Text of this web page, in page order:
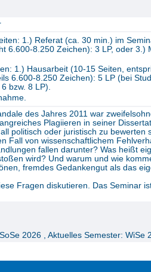
1.) Referat (ca. 30 min.) im
6.600-8.250 Zeichen): 3 LP, oder 3.)
1.) Hausarbeit (10-15 Seiten,
6.600-8.250 Zeichen): 5 LP (bei
bzw. 8 LP).
des Jahres 2011 war
Plagiieren in seiner
politisch oder juristisch zu bewerten
Fall von wissenschaftlichem
fallen darunter? Was heißt
wird? Und warum und wie
fremdes Gedankengut als das
Fragen diskutieren. Das Seminar
2026 , Aktuelles Semester: WiSe